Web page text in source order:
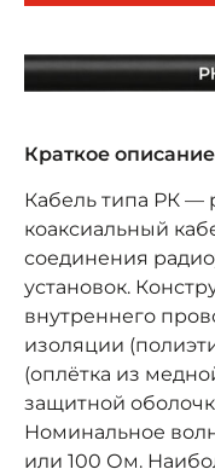
Краткое
Кабель типа РК —
коаксиальный
соединения
установок.
внутреннего
изоляции
(оплётка из
защитной
Номинальное
или 100 Ом.